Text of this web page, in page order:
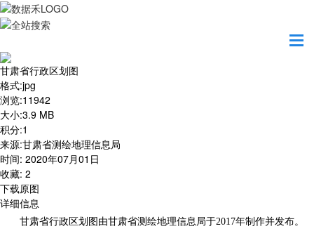
甘肃省行政区划图
格式:jpg
浏览:11942
大小:3.9 MB
积分:1
来源:甘肃省测绘地理信息局
时间: 2020年07月01日
收藏: 2
下载原图
详细信息
甘肃省行政区划图由甘肃省测绘地理信息局于2017年制作并发布。